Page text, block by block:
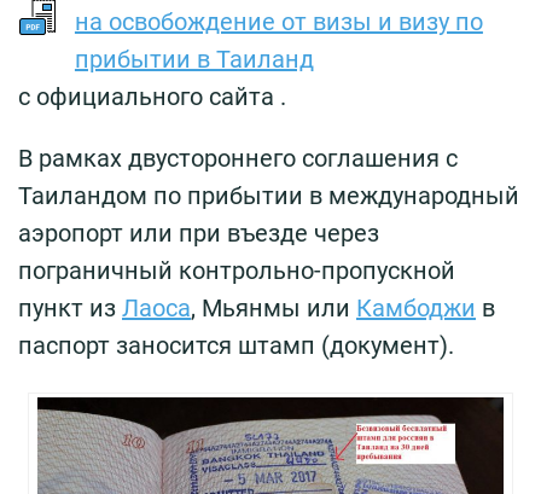
на освобождение от визы и визу по
прибытии в Таиланд
с официального сайта .
В рамках двустороннего соглашения с
Таиландом по прибытии в международный
аэропорт или при въезде через
пограничный контрольно-пропускной
пункт из Лаоса, Мьянмы или Камбоджи в
паспорт заносится штамп (документ).